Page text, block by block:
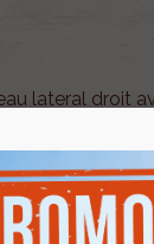
lateral droit
!!, le coût
client vous
de votre